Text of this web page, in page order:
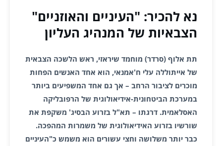
נא להכיר: "העיניים והאוזניים"
הצבאיות של המנהיג העליון
תת אלוף (סרדר) מוחמד שיראזי, ראש הלשכה הצבאית
של אייתוללה עלי ח'אמנאי, הוא אחד האנשים הפחות
מוכרים לציבור הרחב – אך גם אחד המשפיעים ביותר
במערכת הביטחונית-אידיאולוגית של הרפובליקה
האסלאמית. דרגתו – תא"ל בזרוע הבסיג' משקפת את
שורשיו בזרוע האידיאולוגית של משמרות המהפכה.
כבר יותר משלושה וחצי עשורים הוא משמש כ"העיניים